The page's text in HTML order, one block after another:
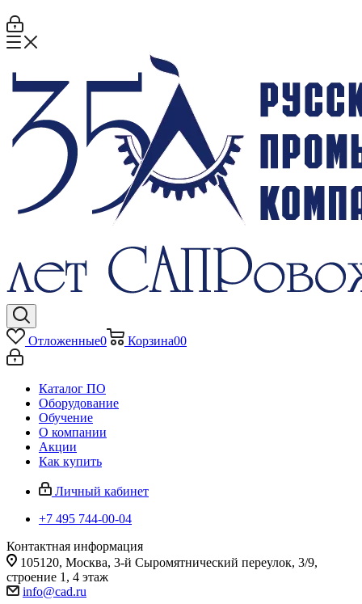
Отложенные0 Корзина00
Каталог ПО
Оборудование
Обучение
О компании
Акции
Как купить
Личный кабинет
+7 495 744-00-04
Контактная информация
105120, Москва, 3-й Сыромятнический переулок, 3/9,
строение 1, 4 этаж
info@cad.ru